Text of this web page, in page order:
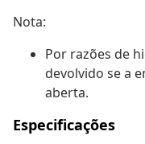
Nota:
Por razões de
devolvido se a
aberta.
Especificações